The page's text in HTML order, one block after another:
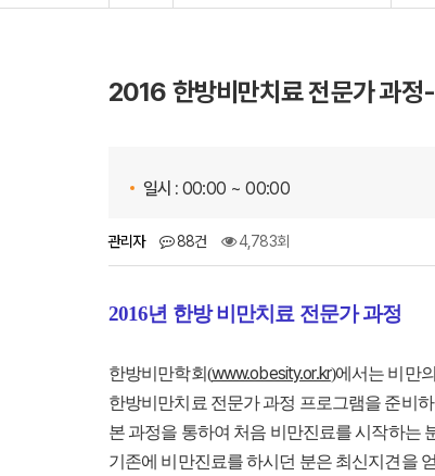
2016 한방비만치료 전문가 과정
일시 : 00:00 ~ 00:00
관리자 88건 4,783회
2016년 한방 비만치료 전문가 과정
한방비만학회(www.obesity.or.kr)에서는 비만
한방비만치료 전문가 과정 프로그램을 준비
본 과정을 통하여 처음 비만진료를 시작하는
기존에 비만진료를 하시던 분은 최신지견을